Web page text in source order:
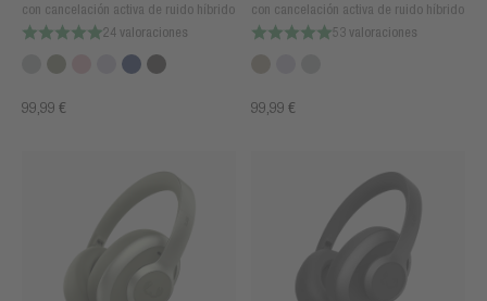
con cancelación activa de ruido híbrido
24 valoraciones
99,99 €
con cancelación activa de ruido híbrido
53 valoraciones
99,99 €